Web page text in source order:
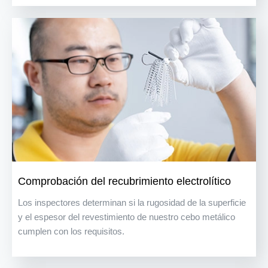
Comprobación del recubrimiento electrolítico
Los inspectores determinan si la rugosidad de la superficie
y el espesor del revestimiento de nuestro cebo metálico
cumplen con los requisitos.